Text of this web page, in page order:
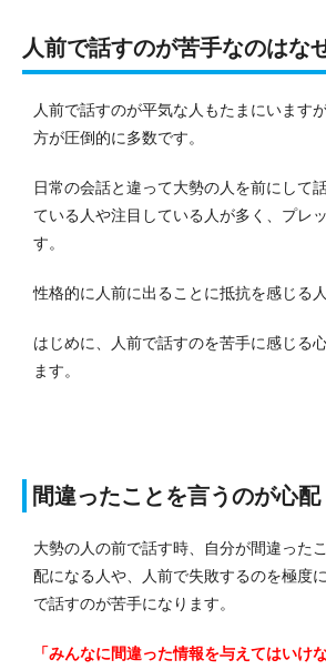
人前で話すのが苦手なのはな
人前で話すのが平気な人もたまにいます
方が圧倒的に多数です。
日常の会話と違って大勢の人を前にして
ている人や注目している人が多く、プレ
す。
性格的に人前に出ることに抵抗を感じる
はじめに、人前で話すのを苦手に感じる
ます。
間違ったことを言うのが心配
大勢の人の前で話す時、自分が間違った
配になる人や、人前で失敗するのを極度
で話すのが苦手になります。
「みんなに間違った情報を与えてはいけな